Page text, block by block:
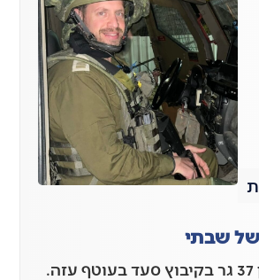
שבתי
שבתי ברודר בן 37 גר בקיבוץ סעד בעוטף עזה.